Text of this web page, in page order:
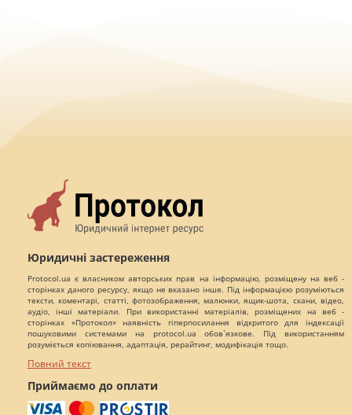
Юридичні застереження
Protocol.ua є власником авторських прав на інформацію, розміщену на веб -
сторінках даного ресурсу, якщо не вказано інше. Під інформацією розуміються
тексти, коментарі, статті, фотозображення, малюнки, ящик-шота, скани, відео,
аудіо, інші матеріали. При використанні матеріалів, розміщених на веб -
сторінках «Протокол» наявність гіперпосилання відкритого для індексації
пошуковими системами на protocol.ua обов`язкове. Під використанням
розуміється копіювання, адаптація, рерайтинг, модифікація тощо.
Повний текст
Приймаємо до оплати